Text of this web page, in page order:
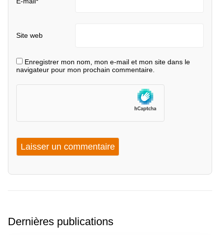
Site web
Enregistrer mon nom, mon e-mail et mon site dans le
navigateur pour mon prochain commentaire.
Dernières publications